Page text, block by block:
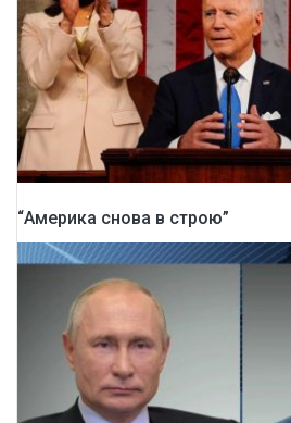
“Америка снова в строю”